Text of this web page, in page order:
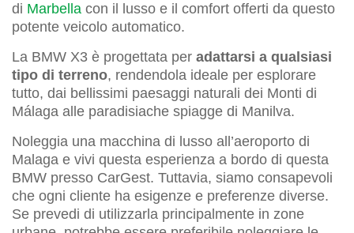
di Marbella con il lusso e il comfort offerti da questo
potente veicolo automatico.
La BMW X3 è progettata per adattarsi a qualsiasi
tipo di terreno, rendendola ideale per esplorare
tutto, dai bellissimi paesaggi naturali dei Monti di
Málaga alle paradisiache spiagge di Manilva.
Noleggia una macchina di lusso all’aeroporto di
Malaga e vivi questa esperienza a bordo di questa
BMW presso CarGest. Tuttavia, siamo consapevoli
che ogni cliente ha esigenze e preferenze diverse.
Se prevedi di utilizzarla principalmente in zone